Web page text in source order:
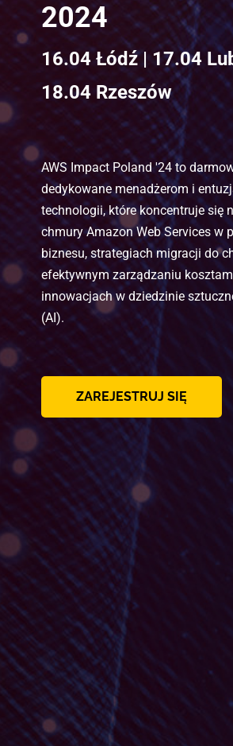
2024
16.04 Łódź | 17.04
18.04 Rzeszów
AWS Impact Poland '24 to
dedykowane menadżerom i
technologii, które koncentruje się
chmury Amazon Web Services w
biznesu, strategiach migracji do
efektywnym zarządzaniu
innowacjach w dziedzinie
(AI).
ZAREJESTRUJ SIĘ